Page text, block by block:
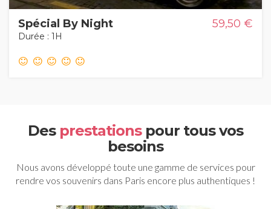
Spécial By Night 59,50 €
Durée : 1H
Des prestationspour tous vos
besoins
Nous avons développé toute une gamme de services pour
rendre vos souvenirs dans Paris encore plus authentiques !